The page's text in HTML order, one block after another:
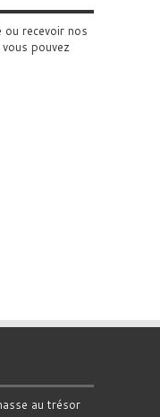
recevoir nos
pouvez
au trésor